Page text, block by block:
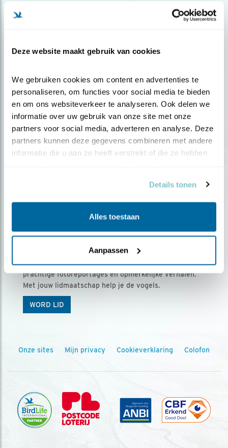
Deze website maakt gebruik van cookies
We gebruiken cookies om content en advertenties te
personaliseren, om functies voor social media te bieden
en om ons websiteverkeer te analyseren. Ook delen we
informatie over uw gebruik van onze site met onze
partners voor social media, adverteren en analyse. Deze
partners kunnen deze gegevens combineren met andere
informatie die u aan ze heeft verstrekt of die ze hebben
Details tonen
Alles toestaan
Aanpassen
Meld je aan en ontvang nieuws, inspiratie, acties en tips
over vogels en activiteiten van Vogelbescherming.
Ontvang 5 x Vogels voor € 36,00 per jaar
Vogels is het tijdschrift voor onze leden, met
prachtige fotoreportages en opmerkelijke verhalen.
Met jouw lidmaatschap help je de vogels.
WORD LID
Onze sites Mijn privacy Cookieverklaring Colofon